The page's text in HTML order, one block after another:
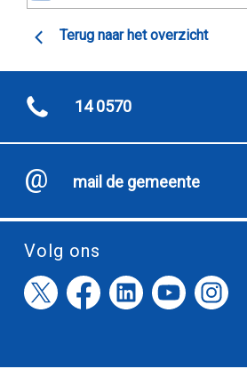
Terug naar het overzicht
14 0570
mail de gemeente
Volg ons